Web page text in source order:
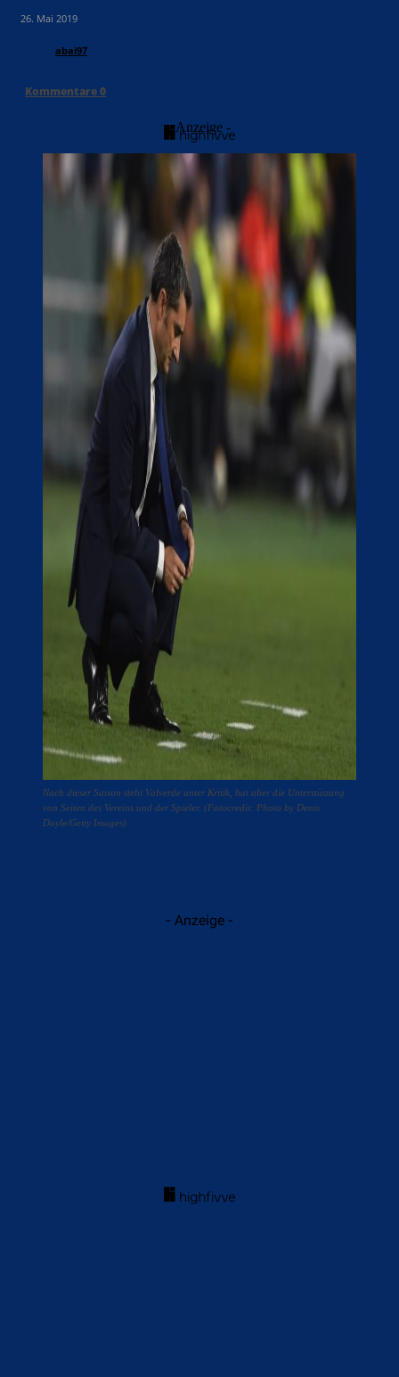
26. Mai 2019
abai97
Kommentare0
- Anzeige -
Nach dieser Saison steht Valverde unter Kritik, hat aber die Unterstützung
von Seiten des Vereins und der Spieler. (Fotocredit: Photo by Denis
Doyle/Getty Images)
- Anzeige -